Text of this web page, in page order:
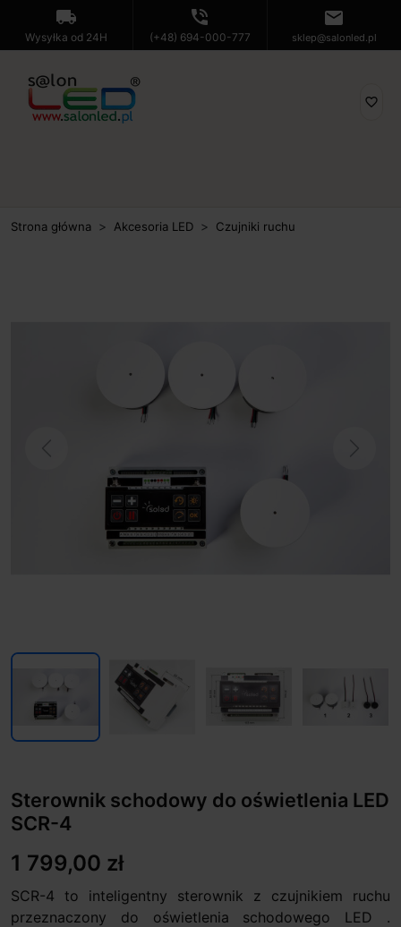
local_shipping
Wysyłka od 24H
phone_in_talk
(+48) 694-000-777
mail
sklep@salonled.pl
favorite_border
Strona główna Akcesoria LED Czujniki ruchu
Sterownik schodowy do oświetlenia LED
SCR-4
1 799,00 zł
SCR-4 to inteligentny sterownik z czujnikiem ruchu
przeznaczony do oświetlenia schodowego LED .